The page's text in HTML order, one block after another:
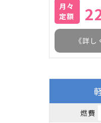
月々
定額
《詳
燃費